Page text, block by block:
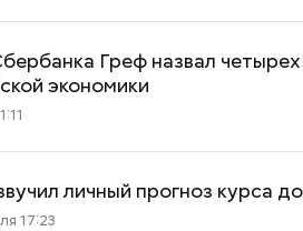
Греф назвал
экономики
личный прогноз курса
17:23